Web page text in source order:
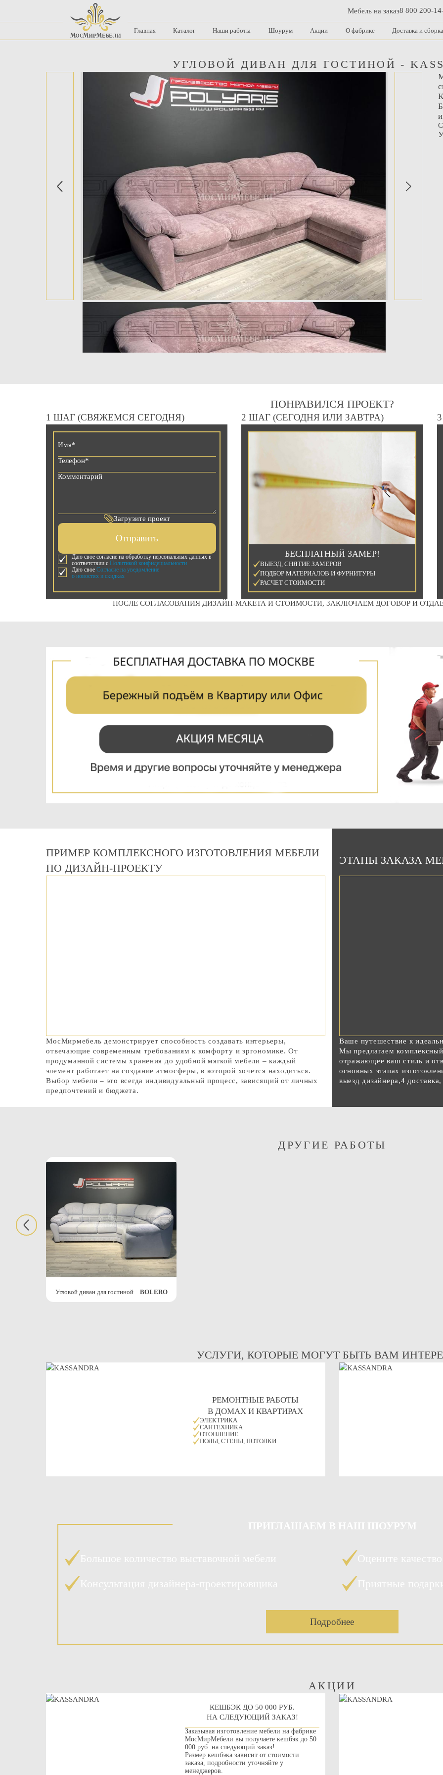
Мебель на заказ8 800 200-
Главная Каталог Наши работы Шоурум Акции О фабрике Доставка и сборка
УГЛОВОЙ ДИВАН ДЛЯ ГОСТИНОЙ -
ПОНРАВИЛСЯ ПРОЕКТ?
1 ШАГ (СВЯЖЕМСЯ СЕГОДНЯ)
Загрузите проект
Отправить
Даю свое согласие на обработку персональных данных в
соответствии с Политикой конфидециальности
Даю свое Согласие на уведомление
о новостях и скидках
2 ШАГ (СЕГОДНЯ ИЛИ ЗАВТРА)
БЕСПЛАТНЫЙ ЗАМЕР!
ВЫЕЗД, СНЯТИЕ ЗАМЕРОВ
ПОДБОР МАТЕРИАЛОВ И ФУРНИТУРЫ
РАСЧЕТ СТОИМОСТИ
ПОСЛЕ СОГЛАСОВАНИЯ ДИЗАЙН-МАКЕТА И СТОИМОСТИ, ЗАКЛЮЧАЕМ ДОГОВОР И
на 15000 руб.
Можно использовать:
При оплате изготовления мебели
ПРИМЕР КОМПЛЕКСНОГО ИЗГОТОВЛЕНИЯ МЕБЕЛИ
ПО ДИЗАЙН-ПРОЕКТУ
МосМирмебель демонстрирует способность создавать интерьеры,
отвечающие современным требованиям к комфорту и эргономике. От
продуманной системы хранения до удобной мягкой мебели – каждый
элемент работает на создание атмосферы, в которой хочется находиться.
Выбор мебели – это всегда индивидуальный процесс, зависящий от личных
предпочтений и бюджета.
ЭТАПЫ ЗАКАЗА
Ваше путешествие к
Мы предлагаем
отражающее ваш стиль и
основных этапах
выезд дизайнера,4
ДРУГИЕ РАБОТЫ
Угловой диван для гостиной BOLERO
УСЛУГИ, КОТОРЫЕ МОГУТ БЫТЬ ВАМ
РЕМОНТНЫЕ РАБОТЫ
В ДОМАХ И КВАРТИРАХ
ЭЛЕКТРИКА
САНТЕХНИКА
ОТОПЛЕНИЕ
ПОЛЫ, СТЕНЫ, ПОТОЛКИ
Подробнее
АКЦИИ
КЕШБЭК ДО 50 000 РУБ.
НА СЛЕДУЮЩИЙ ЗАКАЗ!
Заказывая изготовление мебели на фабрике
МосМирМебели вы получаете кешбэк до 50
000 руб. на следующий заказ!
Размер кешбэка зависит от стоимости
заказа, подробности уточняйте у
менеджеров.